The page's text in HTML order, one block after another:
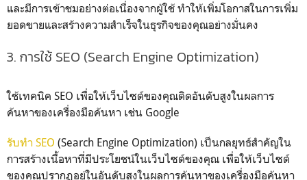
และมีการเข้าชมอย่างต่อเนื่องจากผู้ใช้ ทำให้เพิ่มโอกาสในการเพิ่ม
ยอดขายและสร้างความสำเร็จในธุรกิจของคุณอย่างมั่นคง
3. การใช้ SEO (Search Engine Optimization)
ใช้เทคนิค SEO เพื่อให้เว็บไซต์ของคุณติดอันดับสูงในผลการ
ค้นหาของเครื่องมือค้นหา เช่น Google
รับทำ SEO (Search Engine Optimization) เป็นกลยุทธ์สำคัญใน
การสร้างเนื้อหาที่มีประโยชน์ในเว็บไซต์ของคุณ เพื่อให้เว็บไซต์
ของคุณปรากฏอยู่ในอันดับสูงในผลการค้นหาของเครื่องมือค้นหา